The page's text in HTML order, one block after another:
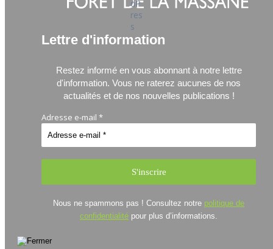
Lettre d'information
Restez informé en vous abonnant à notre lettre
d'information. Vous ne raterez aucunes de nos
actualités et de nos nouvelles publications !
Adresse e-mail *
Nous ne spammons pas ! Consultez notre politique de
confidentialité pour plus d’informations.